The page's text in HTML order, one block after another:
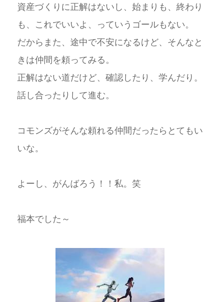
資産づくりに正解はないし、始まりも、終わり
も、これでいいよ、っていうゴールもない。
だからまた、途中で不安になるけど、そんなと
きは仲間を頼ってみる。
正解はない道だけど、確認したり、学んだり。
話し合ったりして進む。
コモンズがそんな頼れる仲間だったらとてもい
いな。
よーし、がんばろう！！私。笑
福本でした～